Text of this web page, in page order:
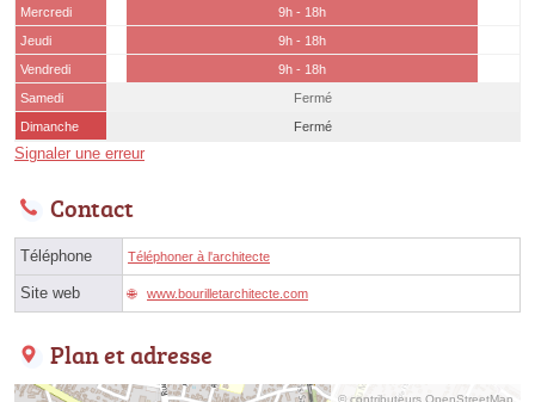
Mercredi
9h - 18h
Jeudi
9h - 18h
Vendredi
9h - 18h
Samedi
Fermé
Dimanche
Fermé
Signaler une erreur
Contact
Téléphone Téléphoner à l'architecte
Site web www.bourilletarchitecte.com
Plan et adresse
© contributeurs OpenStreetMap